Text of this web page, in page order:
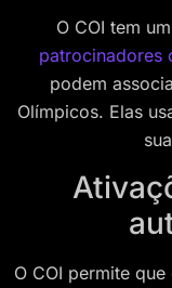
O COI tem
patrocinadores
podem
Olímpicos. Elas
O COI permite